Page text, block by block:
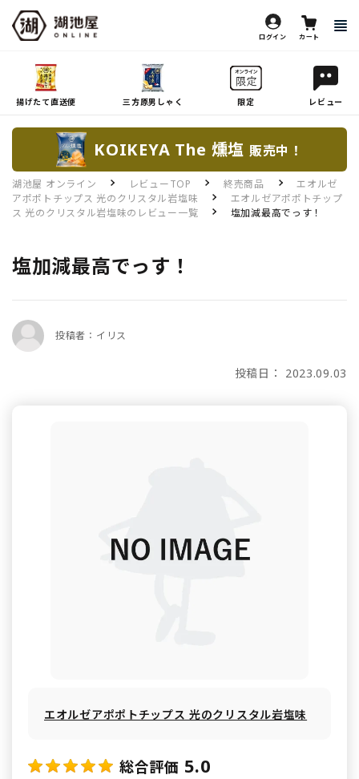
ログイン カート
揚げたて直送便 三方原男しゃく 限定 レビュー
KOIKEYA The 燻塩 販売中！
湖池屋 オンライン レビューTOP 終売商品
エオルゼ
アポポトチップス 光のクリスタル岩塩味
エオルゼアポポトチップ
ス 光のクリスタル岩塩味のレビュー一覧
塩加減最高でっす！
塩加減最高でっす！
投稿者：イリス
投稿日： 2023.09.03
エオルゼアポポトチップス 光のクリスタル岩塩味
総合評価 5.0